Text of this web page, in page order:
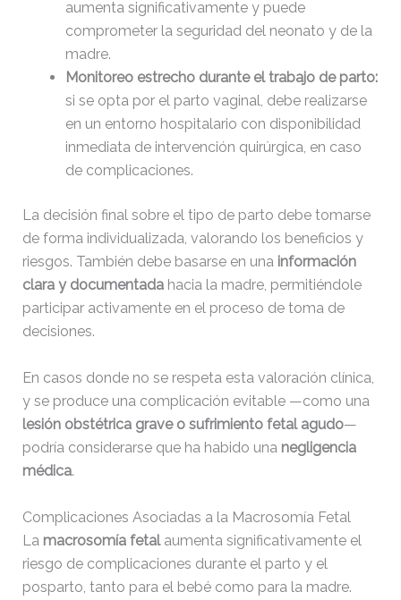
aumenta significativamente y puede
comprometer la seguridad del neonato y de la
madre.
Monitoreo estrecho durante el trabajo de parto:
si se opta por el parto vaginal, debe realizarse
en un entorno hospitalario con disponibilidad
inmediata de intervención quirúrgica, en caso
de complicaciones.
La decisión final sobre el tipo de parto debe tomarse
de forma individualizada, valorando los beneficios y
riesgos. También debe basarse en una información
clara y documentadahacia la madre, permitiéndole
participar activamente en el proceso de toma de
decisiones.
En casos donde no se respeta esta valoración clínica,
y se produce una complicación evitable —como una
lesión obstétrica grave o sufrimiento fetal agudo—
podría considerarse que ha habido una negligencia
médica.
Complicaciones Asociadas a la Macrosomía Fetal
La macrosomía fetalaumenta significativamente el
riesgo de complicaciones durante el parto y el
posparto, tanto para el bebé como para la madre.